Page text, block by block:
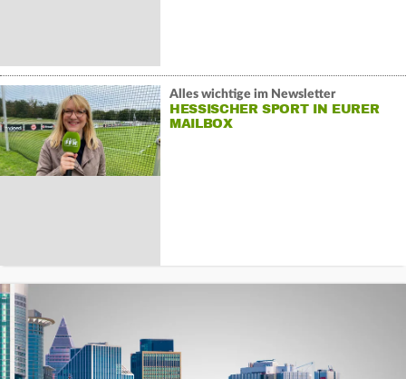
Alles wichtige im Newsletter
HESSISCHER SPORT IN EURER
MAILBOX